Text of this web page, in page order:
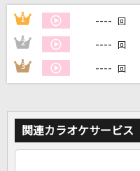
自宅で
家族や友達
1 ---- 回
2 ---- 回
3 ---- 回
関連カラオケサービス